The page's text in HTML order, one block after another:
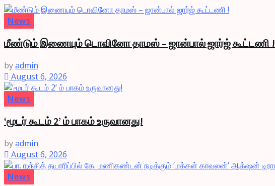
News
மீண்டும் இணையும் டொவினோ தாமஸ் – ஜான்பால் ஜார்ஜ் கூட்டணி !
byadmin
August 6, 2026
News
‘மூடர் கூடம் 2’ ம் பாகம் உருவானது!
byadmin
August 6, 2026
News